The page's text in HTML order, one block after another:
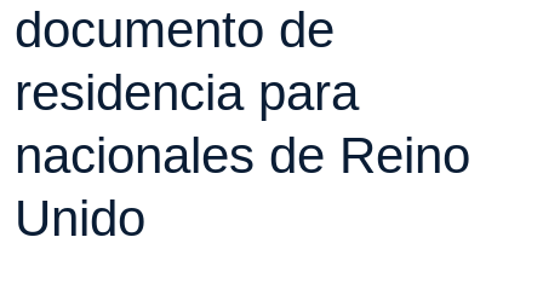
documento de
residencia para
nacionales de Reino
Unido